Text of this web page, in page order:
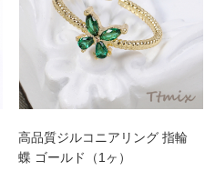
高品質ジルコニアリング 指輪
蝶 ゴールド（1ヶ）